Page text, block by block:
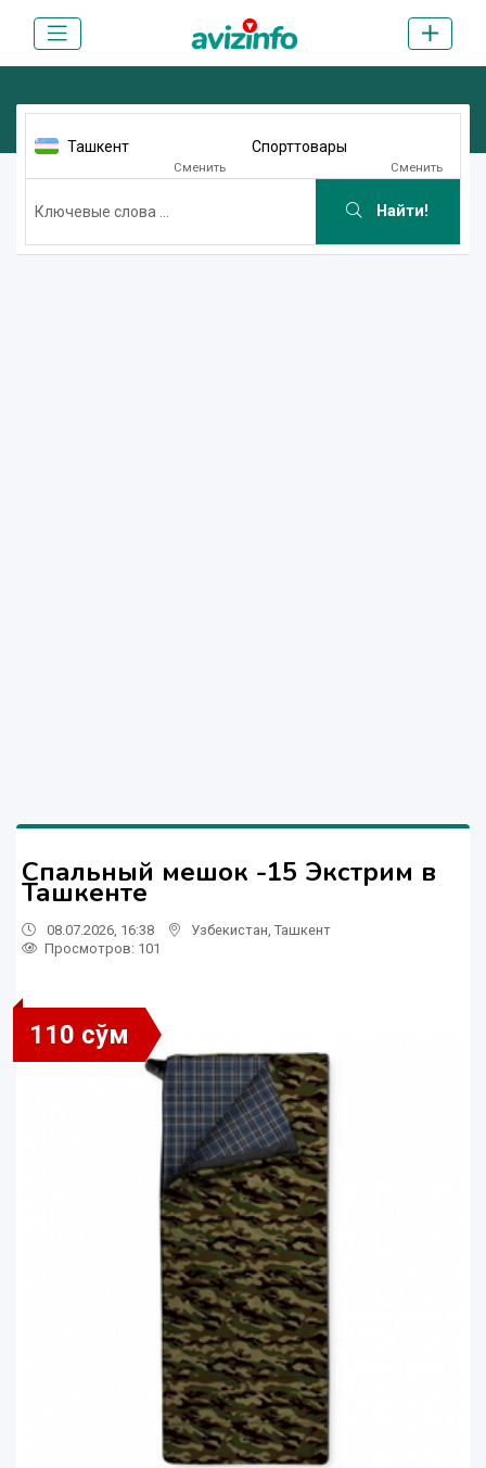
Ташкент
Сменить
Спорттовары
Сменить
Найти!
Спальный мешок -15 Экстрим в
Ташкенте
08.07.2026, 16:38 Узбекистан Ташкент
Просмотров: 101
110 сўм